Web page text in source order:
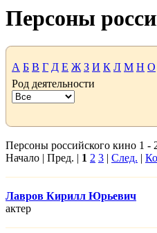
Персоны
А Б В Г Д Е Ж З И К Л М Н О
Род деятельности
Персоны российского кино 1 -
Начало | Пред. | 1 2 3 | След. |
Лавров Кирилл Юрьевич
актер